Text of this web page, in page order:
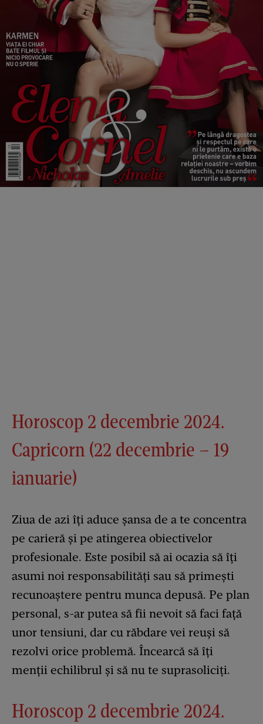
Horoscop 2 decembrie 2024.
Capricorn (22 decembrie – 19
ianuarie)
Ziua de azi îți aduce șansa de a te concentra
pe carieră și pe atingerea obiectivelor
profesionale. Este posibil să ai ocazia să îți
asumi noi responsabilități sau să primești
recunoaștere pentru munca depusă. Pe plan
personal, s-ar putea să fii nevoit să faci față
unor tensiuni, dar cu răbdare vei reuși să
rezolvi orice problemă. Încearcă să îți
menții echilibrul și să nu te suprasoliciți.
Horoscop 2 decembrie 2024.